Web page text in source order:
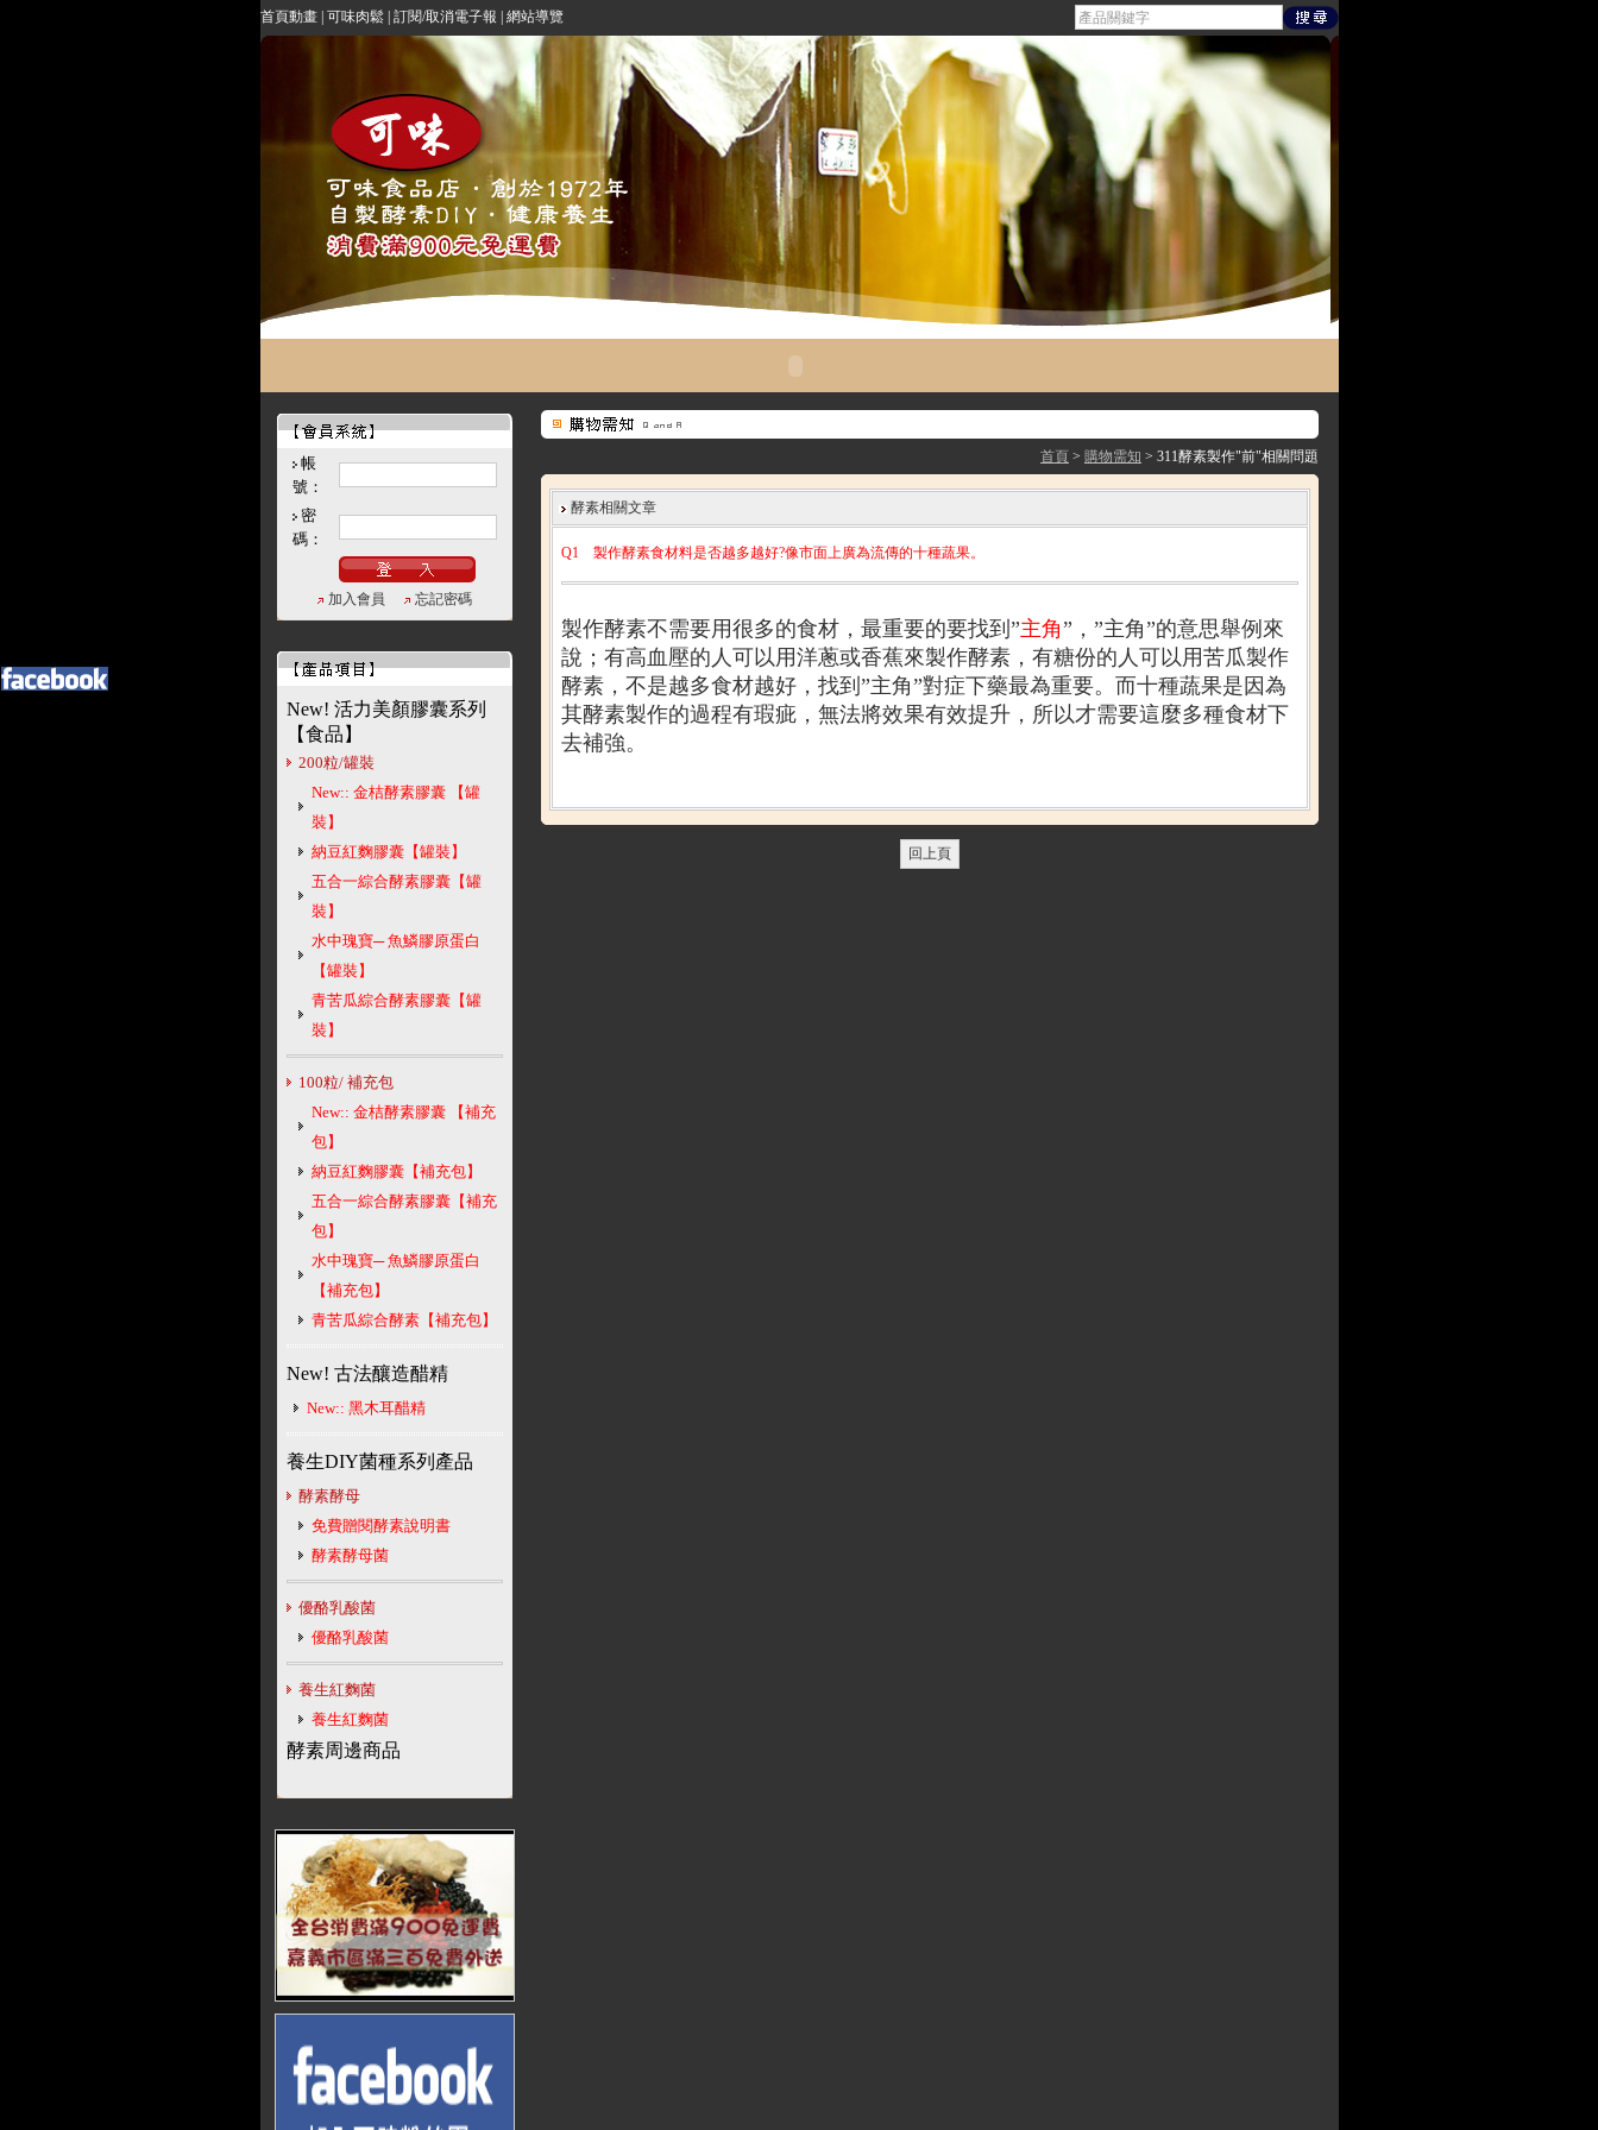
首頁動畫| 可味肉鬆| 訂閱/取消電子報 網站導覽
帳
號：
密
碼：
加入會員 忘記密碼
New! 活力美顏膠囊系列
【食品】
200粒/罐裝
New:: 金桔酵素膠囊 【罐
裝】
納豆紅麴膠囊【罐裝】
五合一綜合酵素膠囊【罐
裝】
水中瑰寶─ 魚鱗膠原蛋白
【罐裝】
青苦瓜綜合酵素膠囊【罐
裝】
100粒/ 補充包
New:: 金桔酵素膠囊 【補充
包】
納豆紅麴膠囊【補充包】
五合一綜合酵素膠囊【補充
包】
水中瑰寶─ 魚鱗膠原蛋白
【補充包】
青苦瓜綜合酵素【補充包】
New! 古法釀造醋精
New:: 黑木耳醋精
養生DIY菌種系列產品
酵素酵母
免費贈閱酵素說明書
酵素酵母菌
優酪乳酸菌
優酪乳酸菌
養生紅麴菌
養生紅麴菌
酵素周邊商品
首頁 > 購物需知 > 311酵素製作"前"相關問題
酵素相關文章
Q1 製作酵素食材料是否越多越好?像市面上廣為流傳的十種蔬果。
製作酵素不需要用很多的食材，最重要的要找到 ”主角” ， ”主角”的意思舉例來
說；有高血壓的人可以用洋蔥或香蕉來製作酵素，有糖份的人可以用苦瓜製作
酵素，不是越多食材越好，找到 ”主角”對症下藥最為重要。而十種蔬果是因為
其酵素製作的過程有瑕疵，無法將效果有效提升，所以才需要這麼多種食材下
去補強。